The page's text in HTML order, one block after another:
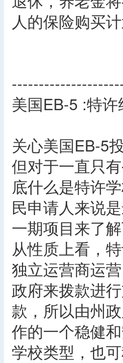
人的保险购买计
美国EB-5 :特
关心美国EB-5
但对于一直只
底什么是特许
民申请人来说
一期项目来了解
从性质上看，
独立运营商运
政府来拨款进
款，所以由州
作的一个稳健
学校类型，也